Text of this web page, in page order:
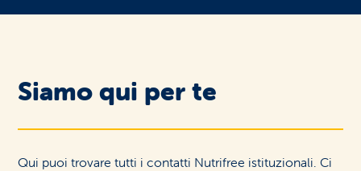
Siamo qui per te
Qui puoi trovare tutti i contatti Nutrifree istituzionali. Ci